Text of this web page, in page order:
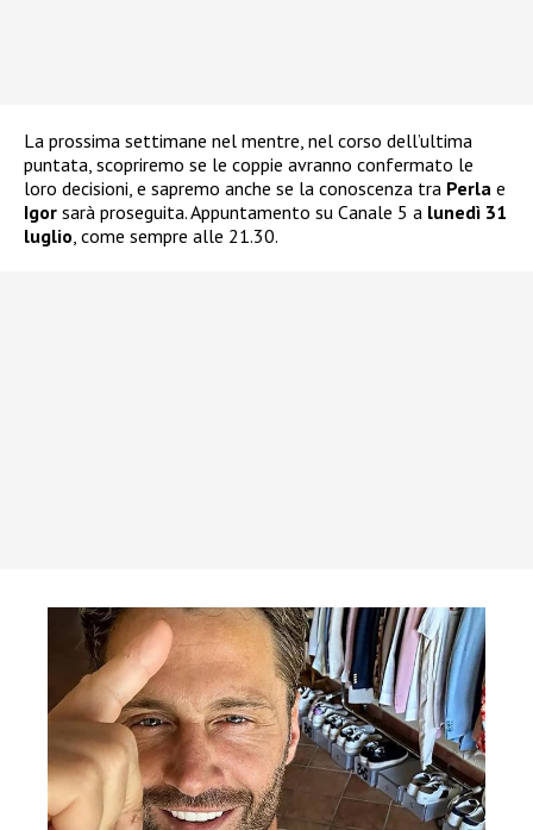
La prossima settimane nel mentre, nel corso dell’ultima
puntata, scopriremo se le coppie avranno confermato le
loro decisioni, e sapremo anche se la conoscenza tra Perla e
Igor sarà proseguita. Appuntamento su Canale 5 a lunedì 31
luglio , come sempre alle 21.30.